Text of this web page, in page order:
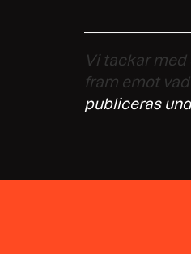
Vi tackar med
fram emot
publiceras